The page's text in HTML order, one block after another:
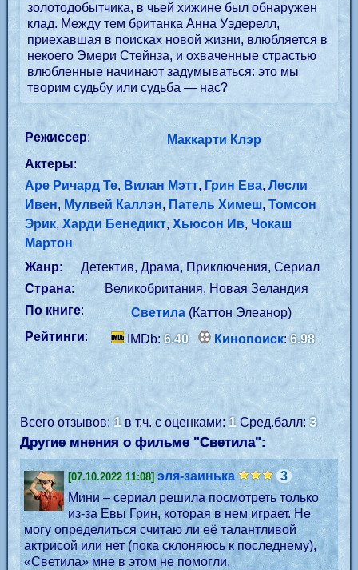
золотодобытчика, в чьей хижине был обнаружен
клад. Между тем британка Анна Уэдерелл,
приехавшая в поисках новой жизни, влюбляется в
некоего Эмери Стейнза, и охваченные страстью
влюбленные начинают задумываться: это мы
творим судьбу или судьба — нас?
Режиссер:
Маккарти Клэр
Актеры:
Аре Ричард Те, Вилан Мэтт, Грин Ева,Лесли
Ивен, Мулвей Каллэн,Патель Химеш,Томсон
Эрик, Харди Бенедикт, Хьюсон Ив,Чокаш
Мартон
Жанр:
Детектив, Драма, Приключения, Сериал
Страна:
Великобритания, Новая Зеландия
По книге: Светила(Каттон Элеанор)
Рейтинги: IMDb:6.40 Кинопоиск:6.98
Всего отзывов: 1в т.ч. с оценками: 1Сред.балл: 3
Другие мнения о фильме "Светила":
[07.10.2022 11:08] эля-заинька
3
Мини – сериал решила посмотреть только
из-за Евы Грин, которая в нем играет. Не
могу определиться считаю ли её талантливой
актрисой или нет (пока склоняюсь к последнему),
«Светила» мне в этом не помогли.